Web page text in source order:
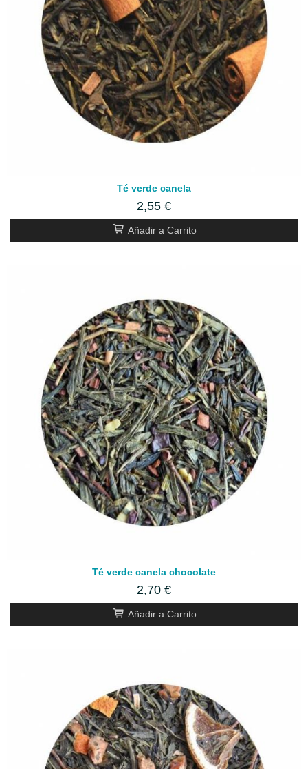
Té verde canela
2,55 €
Añadir a Carrito
Té verde canela chocolate
2,70 €
Añadir a Carrito